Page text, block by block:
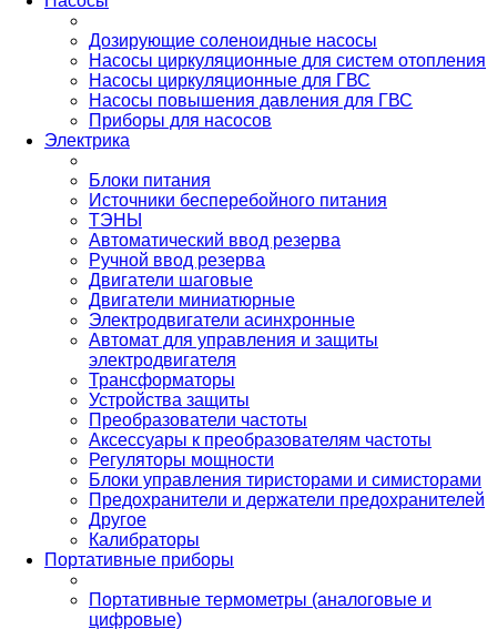
Дозирующие соленоидные насосы
Насосы циркуляционные для систем отопления
Насосы циркуляционные для ГВС
Насосы повышения давления для ГВС
Приборы для насосов
Электрика
Блоки питания
Источники бесперебойного питания
ТЭНЫ
Автоматический ввод резерва
Ручной ввод резерва
Двигатели шаговые
Двигатели миниатюрные
Электродвигатели асинхронные
Автомат для управления и защиты
электродвигателя
Трансформаторы
Устройства защиты
Преобразователи частоты
Аксессуары к преобразователям частоты
Регуляторы мощности
Блоки управления тиристорами и симисторами
Предохранители и держатели предохранителей
Другое
Калибраторы
Портативные приборы
Портативные термометры (аналоговые и
цифровые)